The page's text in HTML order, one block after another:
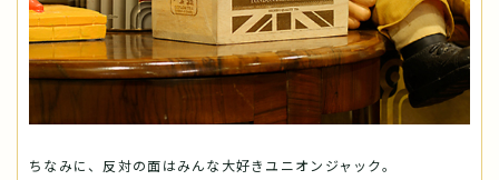
ちなみに、反対の面はみんな大好きユニオンジャック。